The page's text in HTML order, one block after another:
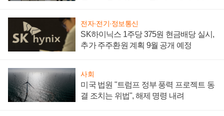
전자·전기·정보통신
SK하이닉스 1주당 375원 현금배당 실시,
추가 주주환원 계획 9월 공개 예정
사회
미국 법원 "트럼프 정부 풍력 프로젝트 동
결 조치는 위법", 해제 명령 내려